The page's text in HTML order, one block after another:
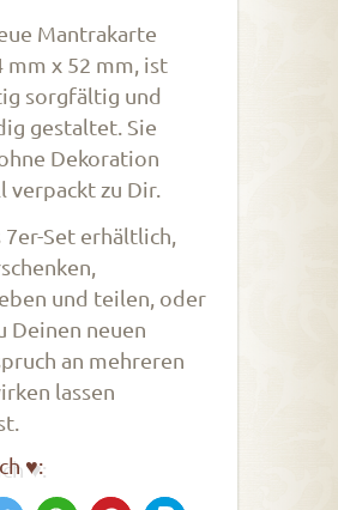
Mantrakarte
mm x 52 mm, ist
sorgfältig und
gestaltet. Sie
Dekoration
verpackt zu Dir.
7er-Set erhältlich,
und teilen, oder
Deinen neuen
an mehreren
lassen
♥: